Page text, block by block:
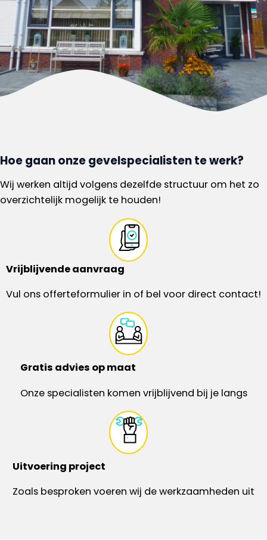
Hoe gaan onze gevelspecialisten te werk?
Wij werken altijd volgens dezelfde structuur om het zo
overzichtelijk mogelijk te houden!
Vrijblijvende aanvraag
Vul ons offerteformulier in of bel voor direct contact!
Gratis advies op maat
Onze specialisten komen vrijblijvend bij je langs
Uitvoering project
Zoals besproken voeren wij de werkzaamheden uit